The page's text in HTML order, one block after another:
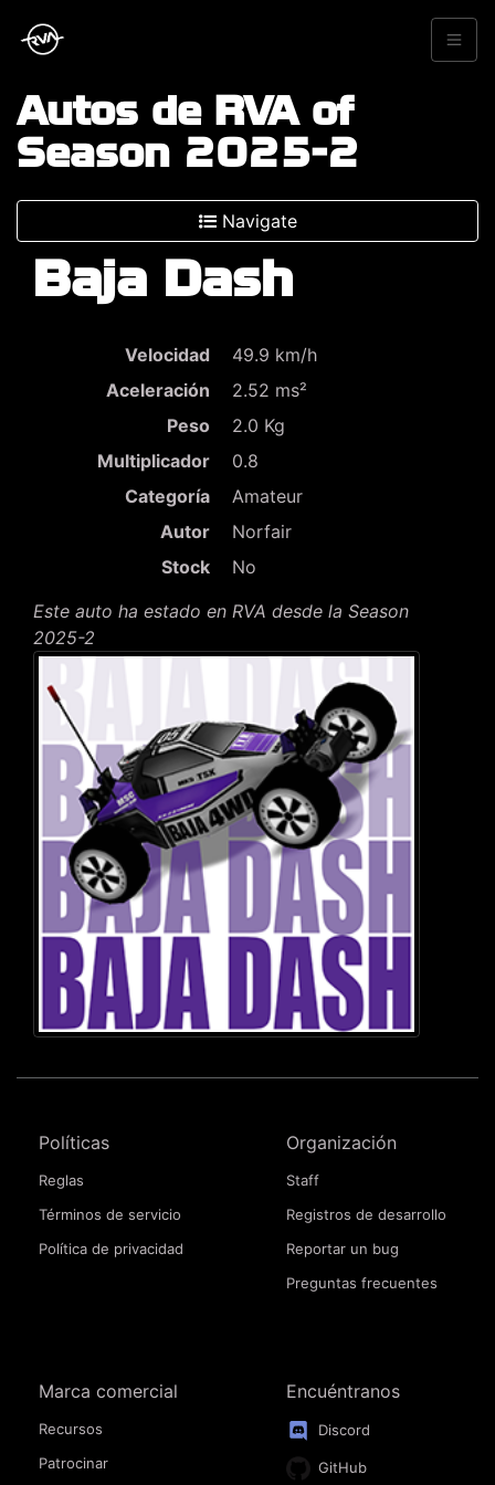
Autos de RVA of
Season 2025-2
Navigate
Baja Dash
Velocidad
49.9 km/h
Aceleración
2.52 ms²
Peso
2.0 Kg
Multiplicador
0.8
Categoría
Amateur
Autor
Norfair
Stock
No
Este auto ha estado en RVA desde la Season
2025-2
Políticas
Reglas
Términos de servicio
Política de privacidad
Organización
Staff
Registros de desarrollo
Reportar un bug
Preguntas frecuentes
Marca comercial
Recursos
Patrocinar
Encuéntranos
Discord
GitHub